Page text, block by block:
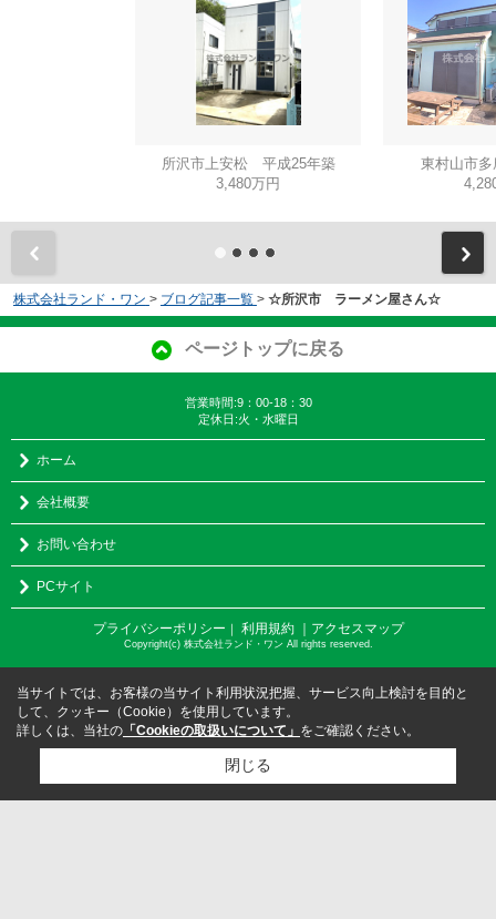
所沢市上安松 平成25年築
3,480万円
東村山市
株式会社ランド・ワン > ブログ記事一覧 > ☆所沢市 ラーメン屋さん☆
ページトップに戻る
営業時間:9：00-18：30
定休日:火・水曜日
ホーム
会社概要
お問い合わせ
PCサイト
プライバシーポリシー 利用規約 ｜アクセスマップ
Copyright(c) 株式会社ランド・ワン All rights reserved.
当サイトでは、お客様の当サイト利用状況把握、サービス向上検討を目的と
して、クッキー（Cookie）を使用しています。
詳しくは、当社の 「Cookieの取扱いについて」 をご確認ください。
閉じる